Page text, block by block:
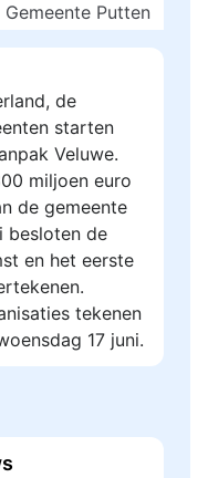
Gemeente Putten
de
starten
Veluwe.
miljoen euro
de gemeente
besloten de
en het eerste
tekenen
17 juni.